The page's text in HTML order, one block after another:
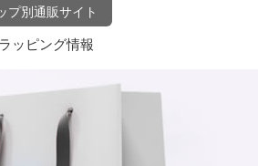
プ別通販サイト
ッピング情報